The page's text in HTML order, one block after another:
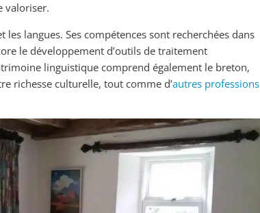
valoriser.
langues. Ses compétences sont recherchées dans
le développement d’outils de traitement
linguistique comprend également le breton,
richesse culturelle, tout comme d’autres professions